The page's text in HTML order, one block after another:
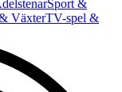
Sport &
VäxterTV-spel &